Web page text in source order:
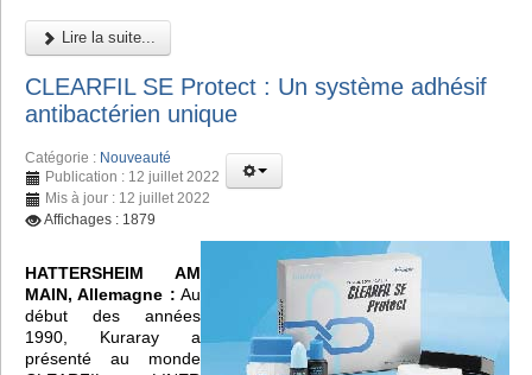
Lire la suite...
CLEARFIL SE Protect : Un système adhésif
antibactérien unique
Catégorie : Nouveauté
Publication : 12 juillet 2022
Mis à jour : 12 juillet 2022
Affichages : 1879
HATTERSHEIM AM
MAIN, Allemagne : Au
début des années
1990, Kuraray a
présenté au monde